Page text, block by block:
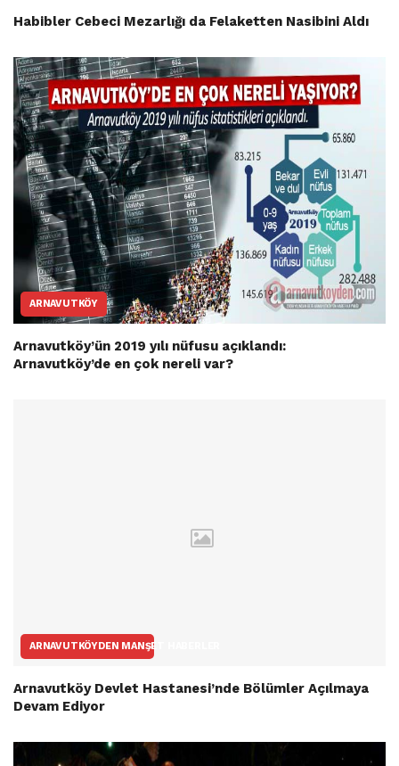
Habibler Cebeci Mezarlığı da Felaketten Nasibini Aldı
ARNAVUTKÖY
Arnavutköy’ün 2019 yılı nüfusu açıklandı:
Arnavutköy’de en çok nereli var?
ARNAVUTKÖYDEN MANŞET HABERLER
Arnavutköy Devlet Hastanesi’nde Bölümler Açılmaya
Devam Ediyor